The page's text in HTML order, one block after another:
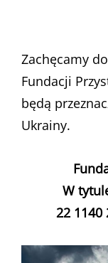
Zachęcamy
Fundacji
będą
Ukrainy.
W
22 1140